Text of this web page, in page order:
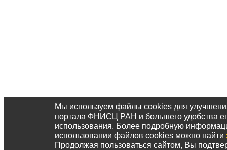
Мы используем файлы cookies для
портала ФНИСЦ РАН и большего удобства
использования. Более подробную
использовании файлов cookies можно найти
Продолжая пользоваться сайтом, Вы